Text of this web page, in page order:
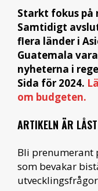
Starkt fokus på
Samtidigt
flera länder i
Guatemala
nyheterna i
Sida för 2024.
om budgeten.
ARTIKELN ÄR LÅST
Bli prenumerant
som bevakar